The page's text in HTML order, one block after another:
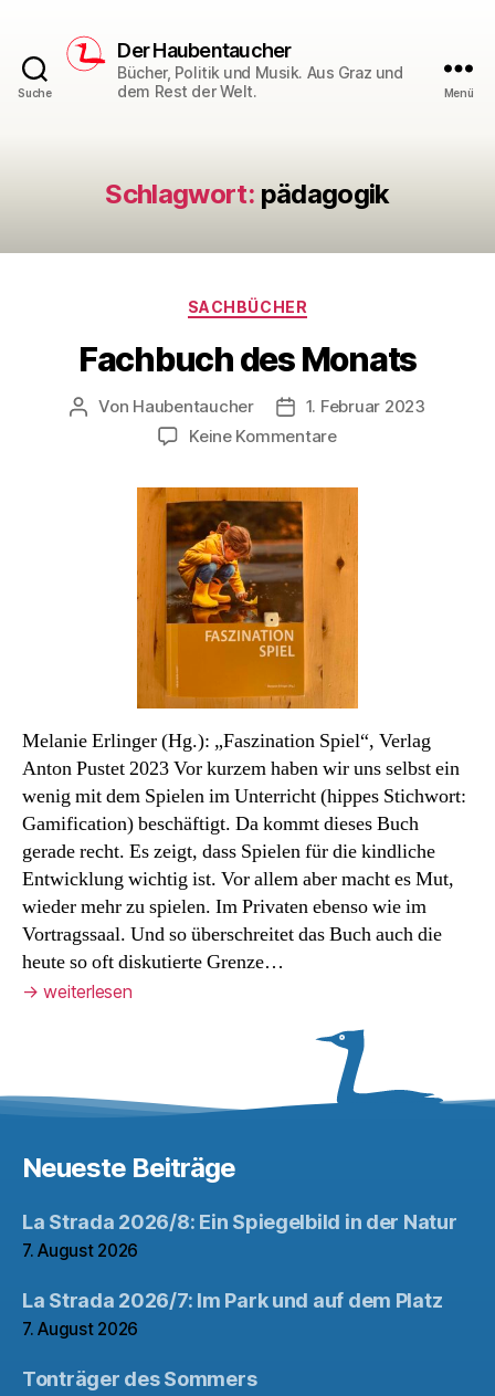
Suche
Der Haubentaucher
Bücher, Politik und Musik. Aus Graz und
dem Rest der Welt.
Menü
Schlagwort: pädagogik
Kategorien
SACHBÜCHER
Fachbuch des Monats
Beitragsautor
Von Haubentaucher Veröffentlichungsdatum
1. Februar 2023
Keine Kommentarezu
des
Monats
Melanie Erlinger (Hg.): „Faszination Spiel“, Verlag
Anton Pustet 2023 Vor kurzem haben wir uns selbst ein
wenig mit dem Spielen im Unterricht (hippes Stichwort:
Gamification) beschäftigt. Da kommt dieses Buch
gerade recht. Es zeigt, dass Spielen für die kindliche
Entwicklung wichtig ist. Vor allem aber macht es Mut,
wieder mehr zu spielen. Im Privaten ebenso wie im
Vortragssaal. Und so überschreitet das Buch auch die
heute so oft diskutierte Grenze…
→ weiterlesen
Neueste Beiträge
La Strada 2026/8: Ein Spiegelbild in der Natur
7. August 2026
La Strada 2026/7: Im Park und auf dem Platz
7. August 2026
Tonträger des Sommers